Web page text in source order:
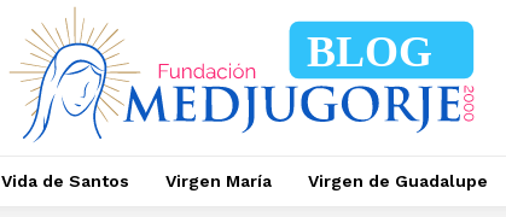
BLOG
Vida de Santos Virgen María Virgen de Guadalupe